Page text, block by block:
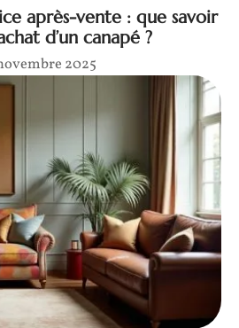
après-vente : que savoir
d’un canapé ?
2025